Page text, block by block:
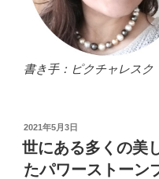
書き手：ピクチャレスク
投
稿
日:
2021年5月3日
世にある多くの美
たパワーストーン